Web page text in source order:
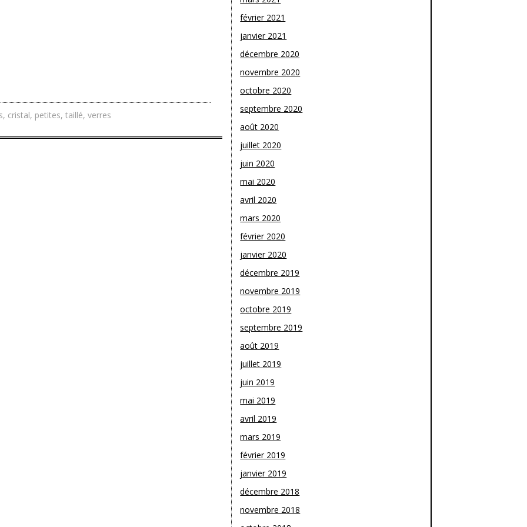
, cristal, petites, taillé, verres
février 2021
janvier 2021
décembre 2020
novembre 2020
octobre 2020
septembre 2020
août 2020
juillet 2020
juin 2020
mai 2020
avril 2020
mars 2020
février 2020
janvier 2020
décembre 2019
novembre 2019
octobre 2019
septembre 2019
août 2019
juillet 2019
juin 2019
mai 2019
avril 2019
mars 2019
février 2019
janvier 2019
décembre 2018
novembre 2018